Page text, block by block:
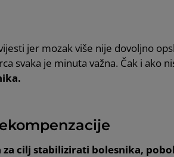
jer mozak više nije dovoljno
svaka je minuta važna. Čak i
cilj stabilizirati bolesnika,